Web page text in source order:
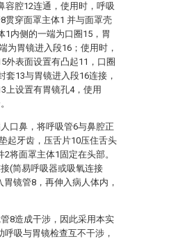
容腔12连通，使用时，呼吸
贯穿面罩主体1 并与面罩壳
1内侧的一端为口圈15，胃
为胃镜进入段16；使用时，
外表面设置有凸起11，口圈
套13与胃镜进入段16连接，
上设置有胃镜孔4，使用
口鼻，将呼吸管6与鼻腔正
起牙齿，压舌片10压住舌头
将面罩主体1固定在头部。
(简易呼吸器或吸氧连接
镜管8，再伸入病人体内，
8造成干涉，因此采用本实
吸与胃镜检查互不干涉，